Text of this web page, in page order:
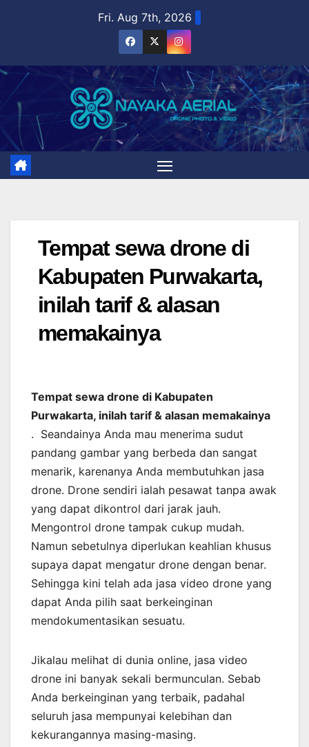
Fri. Aug 7th, 2026
Tempat sewa drone di
Kabupaten Purwakarta,
inilah tarif & alasan
memakainya
Tempat sewa drone di Kabupaten
Purwakarta, inilah tarif & alasan memakainya
. Seandainya Anda mau menerima sudut
pandang gambar yang berbeda dan sangat
menarik, karenanya Anda membutuhkan jasa
drone. Drone sendiri ialah pesawat tanpa awak
yang dapat dikontrol dari jarak jauh.
Mengontrol drone tampak cukup mudah.
Namun sebetulnya diperlukan keahlian khusus
supaya dapat mengatur drone dengan benar.
Sehingga kini telah ada jasa video drone yang
dapat Anda pilih saat berkeinginan
mendokumentasikan sesuatu.
Jikalau melihat di dunia online, jasa video
drone ini banyak sekali bermunculan. Sebab
Anda berkeinginan yang terbaik, padahal
seluruh jasa mempunyai kelebihan dan
kekurangannya masing-masing.